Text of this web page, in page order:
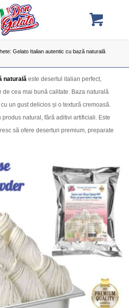
Gelato Italian autentic cu bază naturală
naturală este desertul italian perfect,
cea mai bună calitate. Baza naturală
un gust delicios și o textură cremoasă.
produs natural, fără aditivi artificiali. Este
să ofere deserturi premium, preparate